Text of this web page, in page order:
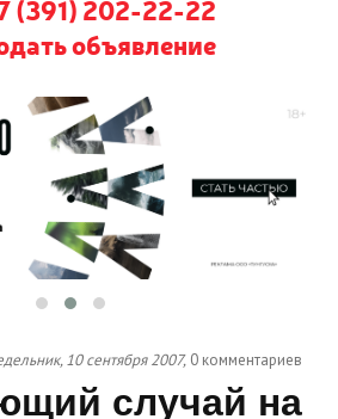
(391) 202-22-22
объявление
10 сентября 2007, 0 комментариев
случай на